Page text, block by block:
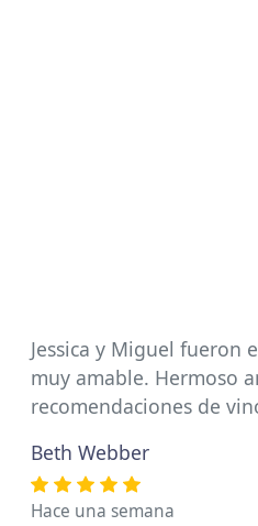
Jessica y Miguel fueron
muy amable. Hermoso
recomendaciones de
Beth Webber
Hace una semana